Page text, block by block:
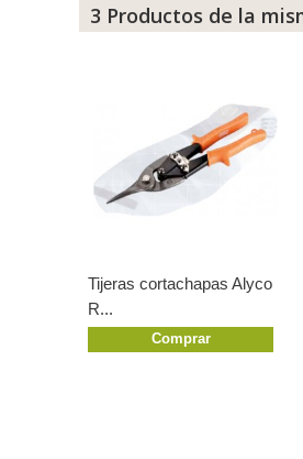
3 Productos de la
Tijeras cortachapas Alyco
R...
Comprar